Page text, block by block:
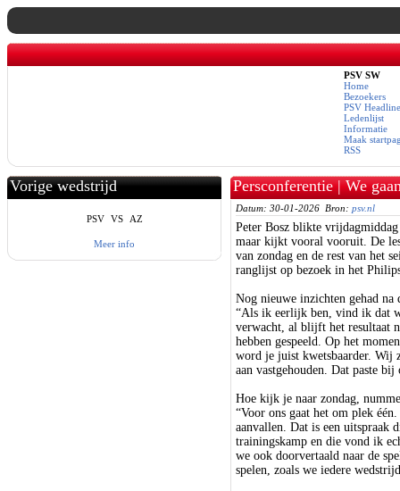
PSV SW
Home
Bezoekers
PSV
Ledenlijst
Informatie
Maak
RSS
Vorige wedstrijd
PSV VS AZ
Meer info
Persconferentie | We
aanvallen
Datum: 30-01-2026 Bron: psv.nl
Peter Bosz blikte
maar kijkt vooral vooruit. De
van zondag en de rest van het
ranglijst op bezoek in het
Nog nieuwe inzichten gehad na
“Als ik eerlijk ben, vind ik dat
verwacht, al blijft het resultaat
hebben gespeeld. Op het
word je juist kwetsbaarder. Wij
aan vastgehouden. Dat paste
Hoe kijk je naar zondag,
“Voor ons gaat het om plek
aanvallen. Dat is een uitspraak
trainingskamp en die vond ik
we ook doorvertaald naar de
spelen, zoals we iedere